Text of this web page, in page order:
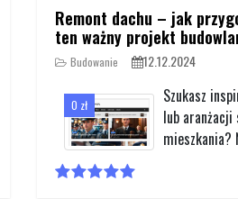
Remont dachu – jak
ten ważny projekt
Budowanie 12.12.2024
0 zł
Szukasz
lub aranżacji
mieszkania?